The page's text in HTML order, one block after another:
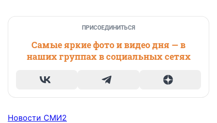
ПРИСОЕДИНИТЬСЯ
Самые яркие фото и видео дня — в
наших группах в социальных сетях
Новости СМИ2